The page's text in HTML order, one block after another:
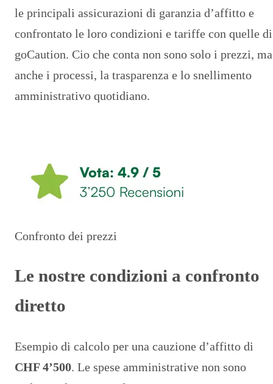
le principali assicurazioni di garanzia d’affitto e
confrontato le loro condizioni e tariffe con quelle di
goCaution. Cio che conta non sono solo i prezzi, ma
anche i processi, la trasparenza e lo snellimento
amministrativo quotidiano.
Confronto dei prezzi
Le nostre condizioni a confronto
diretto
Esempio di calcolo per una cauzione d’affitto di
CHF 4’500. Le spese amministrative non sono